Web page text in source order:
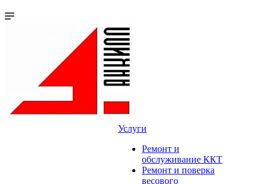
Услуги
Ремонт и
обслуживание ККТ
Ремонт и поверка
весового